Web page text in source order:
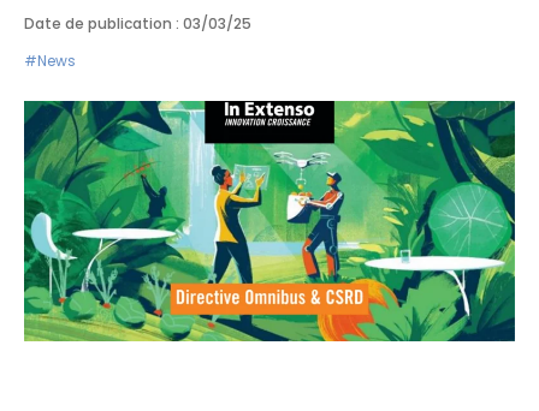
Date de publication : 03/03/25
#News